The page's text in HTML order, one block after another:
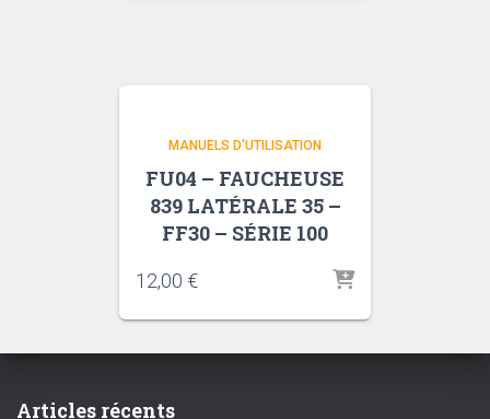
MANUELS D'UTILISATION
FU04 – FAUCHEUSE
839 LATÉRALE 35 –
FF30 – SÉRIE 100
12,00 €
Articles récents